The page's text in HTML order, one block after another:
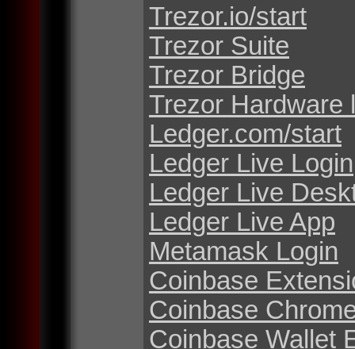
Trezor.io/start
Trezor Suite
Trezor Bridge
Trezor Hardware
Ledger.com/start
Ledger Live Login
Ledger Live
Ledger Live App
Metamask Login
Coinbase
Coinbase
Coinbase Wallet